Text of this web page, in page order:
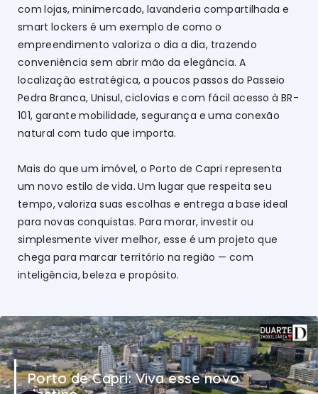
com lojas, minimercado, lavanderia compartilhada e
smart lockers é um exemplo de como o
empreendimento valoriza o dia a dia, trazendo
conveniência sem abrir mão da elegância. A
localização estratégica, a poucos passos do Passeio
Pedra Branca, Unisul, ciclovias e com fácil acesso à BR-
101, garante mobilidade, segurança e uma conexão
natural com tudo que importa.
Mais do que um imóvel, o Porto de Capri representa
um novo estilo de vida. Um lugar que respeita seu
tempo, valoriza suas escolhas e entrega a base ideal
para novas conquistas. Para morar, investir ou
simplesmente viver melhor, esse é um projeto que
chega para marcar território na região — com
inteligência, beleza e propósito.
Porto de Capri: Viva esse novo